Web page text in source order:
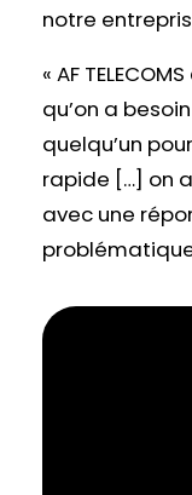
notre
« AF
qu’on a
quelqu’un
rapide […] on
avec une